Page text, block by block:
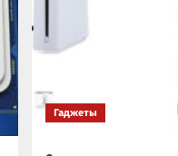
Гаджеты